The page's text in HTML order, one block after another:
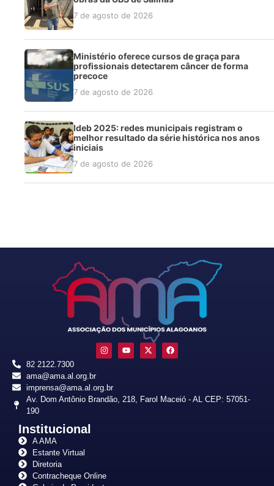
7 de agosto de 2026
Ministério oferece cursos de graça para
profissionais detectarem câncer de forma
precoce
7 de agosto de 2026
Ideb 2025: redes municipais registram o
melhor resultado da série histórica nos anos
iniciais
7 de agosto de 2026
82 2122.7300
ama@ama.al.org.br
imprensa@ama.al.org.br
Av. Dom Antônio Brandão, 218, Farol Maceió - AL CEP: 57051-
190
Institucional
A AMA
Estante Virtual
Diretoria
Contracheque Online